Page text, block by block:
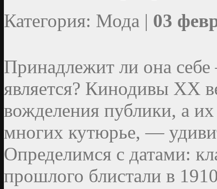
Категория: Мода | 03
Принадлежит ли она
является? Кинодивы XX
вожделения публики, а
многих кутюрье, —
Определимся с датами:
прошлого блистали в